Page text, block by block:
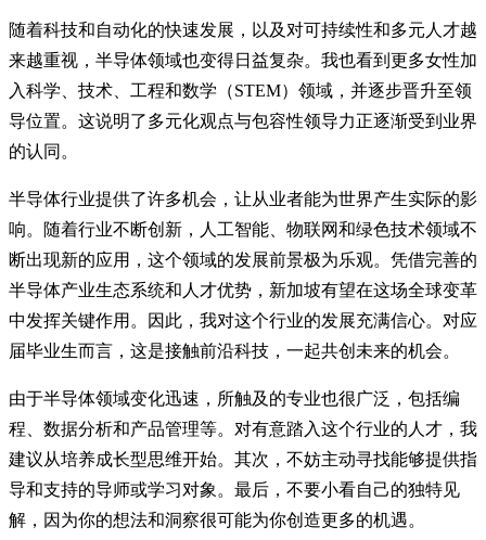
随着科技和自动化的快速发展，以及对可持续性和多元人才越
来越重视，半导体领域也变得日益复杂。我也看到更多女性加
入科学、技术、工程和数学（STEM）领域，并逐步晋升至领
导位置。这说明了多元化观点与包容性领导力正逐渐受到业界
的认同。
半导体行业提供了许多机会，让从业者能为世界产生实际的影
响。随着行业不断创新，人工智能、物联网和绿色技术领域不
断出现新的应用，这个领域的发展前景极为乐观。凭借完善的
半导体产业生态系统和人才优势，新加坡有望在这场全球变革
中发挥关键作用。因此，我对这个行业的发展充满信心。对应
届毕业生而言，这是接触前沿科技，一起共创未来的机会。
由于半导体领域变化迅速，所触及的专业也很广泛，包括编
程、数据分析和产品管理等。对有意踏入这个行业的人才，我
建议从培养成长型思维开始。其次，不妨主动寻找能够提供指
导和支持的导师或学习对象。最后，不要小看自己的独特见
解，因为你的想法和洞察很可能为你创造更多的机遇。